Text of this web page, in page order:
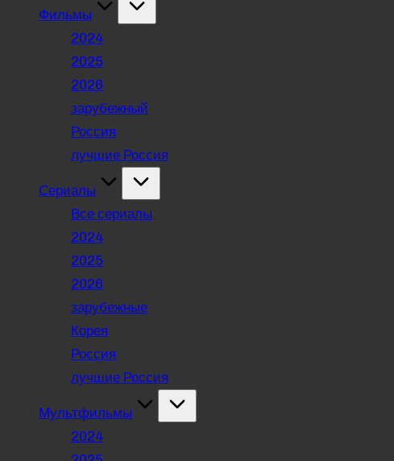
Фильмы
2024
2025
2026
зарубежный
Россия
лучшие Россия
Сериалы
Все сериалы
2024
2025
2026
зарубежные
Корея
Россия
лучшие Россия
Мультфильмы
2024